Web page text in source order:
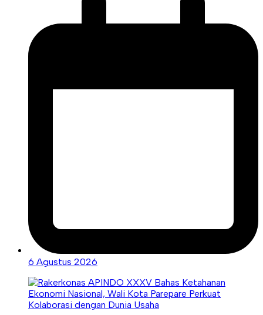
6 Agustus 2026